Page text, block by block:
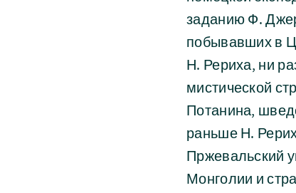
заданию Ф.
побывавших в
Н. Рериха, ни
мистической
Потанина,
раньше Н.
Пржевальский
Монголии и